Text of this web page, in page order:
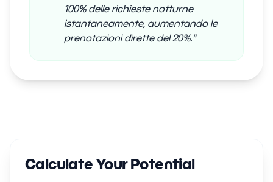
100% delle richieste notturne
istantaneamente, aumentando le
prenotazioni dirette del 20%."
Calculate Your Potential